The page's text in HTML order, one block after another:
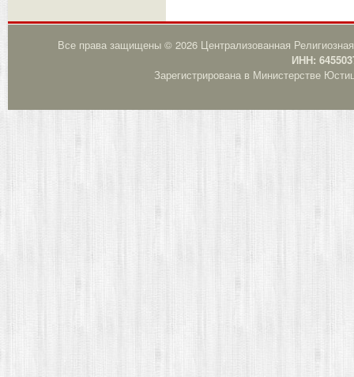
Все права защищены © 2026 Централизованная
ИНН:
Зарегистрирована в Министерстве